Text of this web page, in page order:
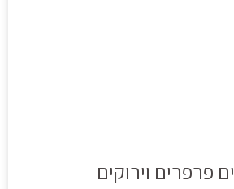
פרפרים וירוקים